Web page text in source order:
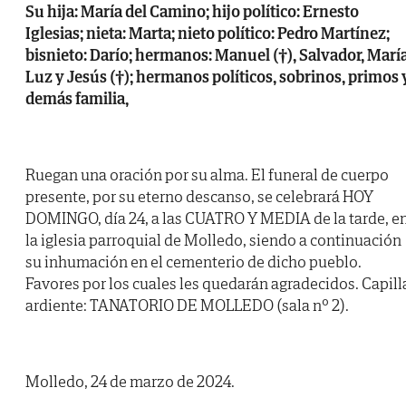
Su hija: María del Camino; hijo político: Ernesto
Iglesias; nieta: Marta; nieto político: Pedro Martínez;
bisnieto: Darío; hermanos: Manuel (†), Salvador,
Luz y Jesús (†); hermanos políticos, sobrinos, primos
demás familia,
Ruegan una oración por su alma. El funeral de cuerpo
presente, por su eterno descanso, se celebrará HOY
DOMINGO, día 24, a las CUATRO Y MEDIA de la tarde,
la iglesia parroquial de Molledo, siendo a continuación
su inhumación en el cementerio de dicho pueblo.
Favores por los cuales les quedarán agradecidos.
ardiente: TANATORIO DE MOLLEDO (sala nº 2).
Molledo, 24 de marzo de 2024.